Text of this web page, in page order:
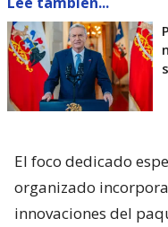
El foco dedicado
organizado
innovaciones del